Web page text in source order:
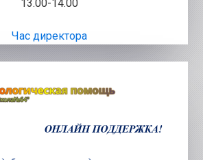
13.00-14.00
Час директора